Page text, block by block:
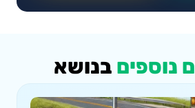
נוספים בנושא